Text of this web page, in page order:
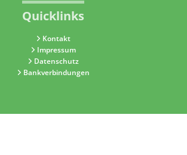
Quicklinks
Kontakt
Impressum
Datenschutz
Bankverbindungen